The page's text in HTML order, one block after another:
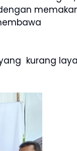
kurang